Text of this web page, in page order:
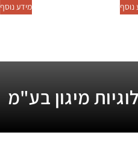
נוסף מידע נוסף
מיגון בע"מ